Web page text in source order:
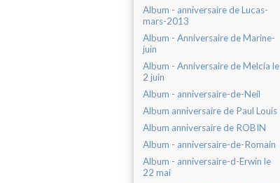
Album - anniversaire de Lucas-
mars-2013
Album - Anniversaire de Marine-
juin
Album - Anniversaire de Melcia le
2 juin
Album - anniversaire-de-Neil
Album anniversaire de Paul Louis
Album anniversaire de ROBIN
Album - anniversaire-de-Romain
Album - anniversaire-d-Erwin le
22 mai